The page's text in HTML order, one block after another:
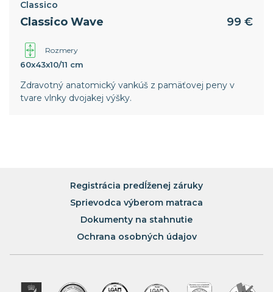
Classico
Classico Wave 99 €
Rozmery
60x43x10/11 cm
Zdravotný anatomický vankúš z pamäťovej peny v
tvare vlnky dvojakej výšky.
Registrácia predĺženej záruky
Sprievodca výberom matraca
Dokumenty na stahnutie
Ochrana osobných údajov